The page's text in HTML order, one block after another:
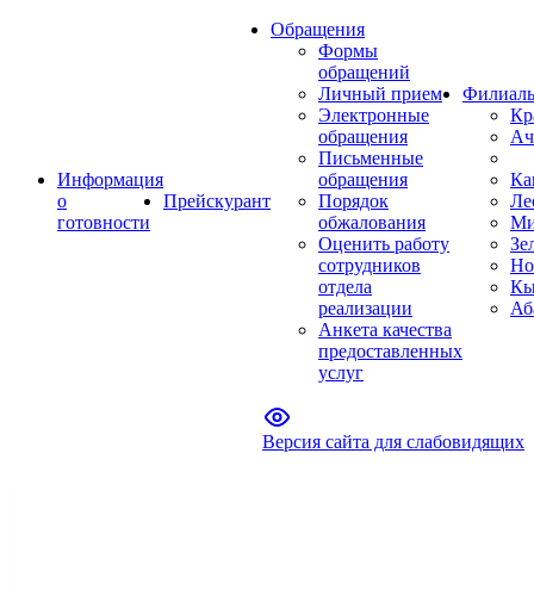
Информация
о
готовности
Прейскурант
Обращения
Формы
обращений
Личный прием
Электронные
обращения
Письменные
обращения
Порядок
обжалования
Оценить работу
сотрудников
отдела
реализации
Анкета качества
предоставленных
услуг
Версия сайта для слабовидящих